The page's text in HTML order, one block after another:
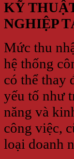
KỸ
NGHIỆP
Mức thu
hệ thống
có thể thay
yếu tố như
năng và
công việc,
loại doanh